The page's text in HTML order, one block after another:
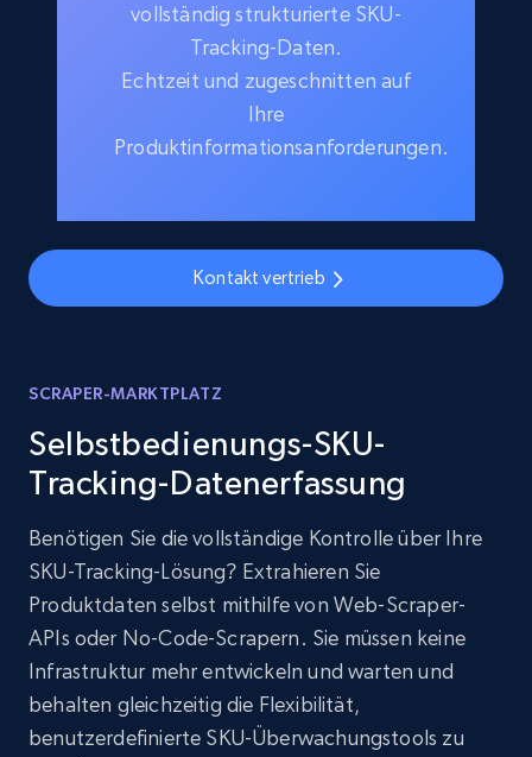
vollständig strukturierte SKU-
Tracking-Daten.
Echtzeit und zugeschnitten auf
Ihre
Produktinformationsanforderungen.
Kontakt vertrieb
SCRAPER-MARKTPLATZ
Selbstbedienungs-SKU-
Tracking-Datenerfassung
Benötigen Sie die vollständige Kontrolle über Ihre
SKU-Tracking-Lösung? Extrahieren Sie
Produktdaten selbst mithilfe von Web-Scraper-
APIs oder No-Code-Scrapern. Sie müssen keine
Infrastruktur mehr entwickeln und warten und
behalten gleichzeitig die Flexibilität,
benutzerdefinierte SKU-Überwachungstools zu